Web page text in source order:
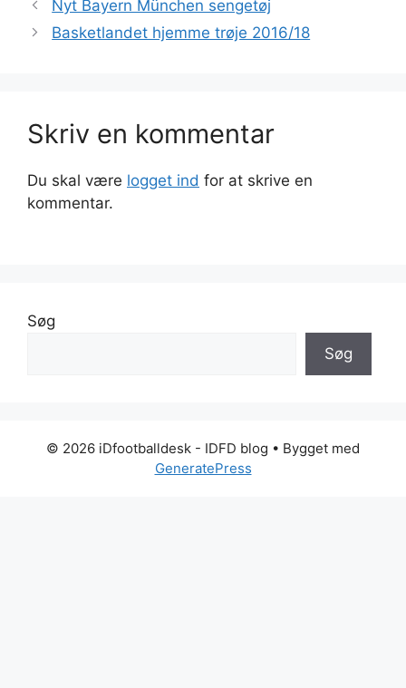
Nyt Bayern München sengetøj
Basketlandet hjemme trøje 2016/18
Skriv en kommentar
Du skal være logget ind for at skrive en
kommentar.
Søg
Søg
© 2026 iDfootballdesk - IDFD blog • Bygget med
GeneratePress